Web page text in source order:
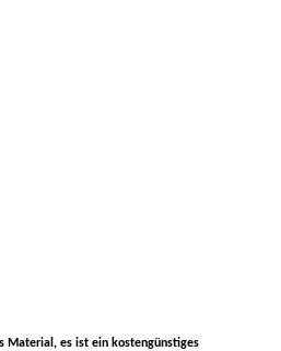
Material, es ist ein kostengünstiges